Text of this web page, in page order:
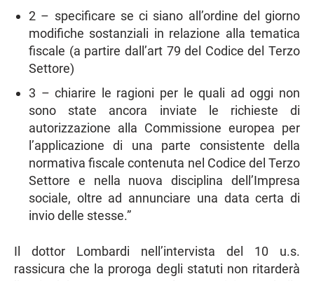
2 – specificare se ci siano all’ordine del giorno
modifiche sostanziali in relazione alla tematica
fiscale (a partire dall’art 79 del Codice del Terzo
Settore)
3 – chiarire le ragioni per le quali ad oggi non
sono state ancora inviate le richieste di
autorizzazione alla Commissione europea per
l’applicazione di una parte consistente della
normativa fiscale contenuta nel Codice del Terzo
Settore e nella nuova disciplina dell’Impresa
sociale, oltre ad annunciare una data certa di
invio delle stesse.”
Il dottor Lombardi nell’intervista del 10 u.s.
rassicura che la proroga degli statuti non ritarderà